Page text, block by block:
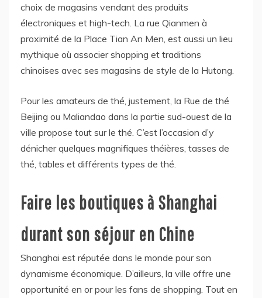
choix de magasins vendant des produits
électroniques et high-tech. La rue Qianmen à
proximité de la Place Tian An Men, est aussi un lieu
mythique où associer shopping et traditions
chinoises avec ses magasins de style de la Hutong.
Pour les amateurs de thé, justement, la Rue de thé
Beijing ou Maliandao dans la partie sud-ouest de la
ville propose tout sur le thé. C’est l’occasion d’y
dénicher quelques magnifiques théières, tasses de
thé, tables et différents types de thé.
Faire les boutiques à Shanghai
durant son séjour en Chine
Shanghai est réputée dans le monde pour son
dynamisme économique. D’ailleurs, la ville offre une
opportunité en or pour les fans de shopping. Tout en